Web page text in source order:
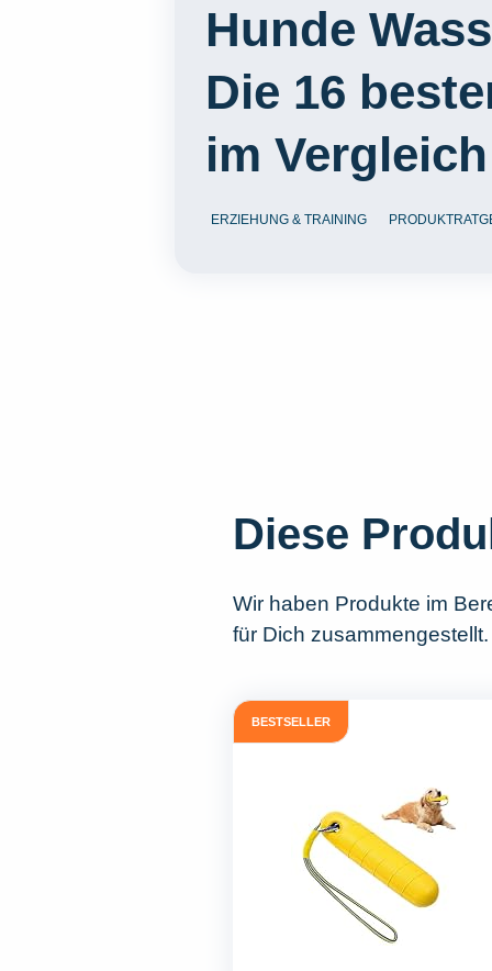
Hunde
Die 16
im Vergleich
ERZIEHUNG & TRAINING
Diese
Wir haben Produkte im
für Dich
BESTSELLER